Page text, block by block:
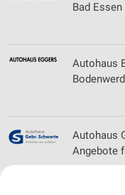
Bad Essen
Autohaus
Autohaus
Angebote